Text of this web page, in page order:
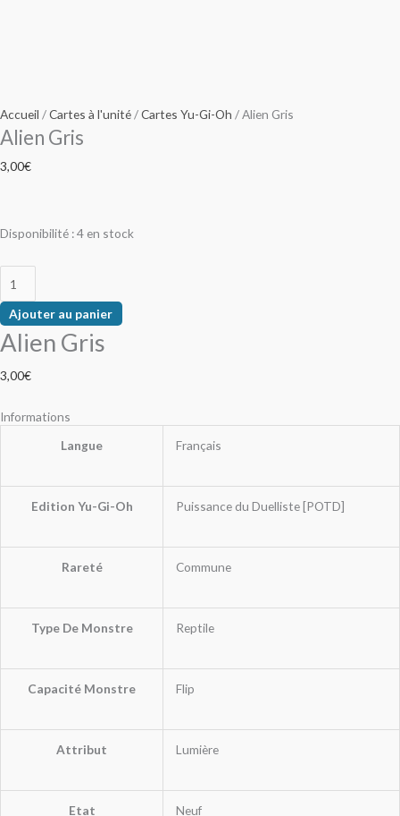
Accueil /Cartes à l'unité/Cartes Yu-Gi-Oh / Alien Gris
Alien Gris
3,00€
Disponibilité :4 en stock
Ajouter au panier
Alien Gris
3,00€
Informations
Langue
Français
Edition Yu-Gi-Oh Puissance du Duelliste [POTD]
Rareté Commune
Type De Monstre Reptile
Capacité Monstre Flip
Attribut Lumière
Etat Neuf